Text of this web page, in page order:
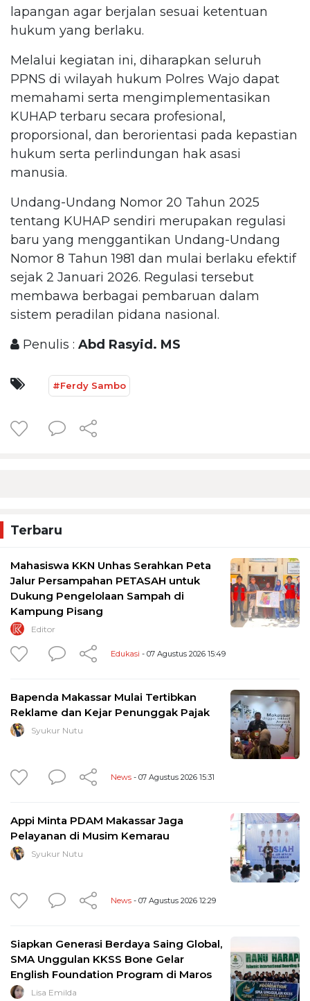
lapangan agar berjalan sesuai ketentuan
hukum yang berlaku.
Melalui kegiatan ini, diharapkan seluruh
PPNS di wilayah hukum Polres Wajo dapat
memahami serta mengimplementasikan
KUHAP terbaru secara profesional,
proporsional, dan berorientasi pada kepastian
hukum serta perlindungan hak asasi
manusia.
Undang-Undang Nomor 20 Tahun 2025
tentang KUHAP sendiri merupakan regulasi
baru yang menggantikan Undang-Undang
Nomor 8 Tahun 1981 dan mulai berlaku efektif
sejak 2 Januari 2026. Regulasi tersebut
membawa berbagai pembaruan dalam
sistem peradilan pidana nasional.
Penulis : Abd Rasyid. MS
#Ferdy Sambo
Terbaru
Mahasiswa KKN Unhas Serahkan Peta
Jalur Persampahan PETASAH untuk
Dukung Pengelolaan Sampah di
Kampung Pisang
Editor
Edukasi - 07 Agustus 2026 15:49
Bapenda Makassar Mulai Tertibkan
Reklame dan Kejar Penunggak Pajak
Syukur Nutu
News - 07 Agustus 2026 15:31
Appi Minta PDAM Makassar Jaga
Pelayanan di Musim Kemarau
Syukur Nutu
News - 07 Agustus 2026 12:29
Siapkan Generasi Berdaya Saing Global,
SMA Unggulan KKSS Bone Gelar
English Foundation Program di Maros
Lisa Emilda